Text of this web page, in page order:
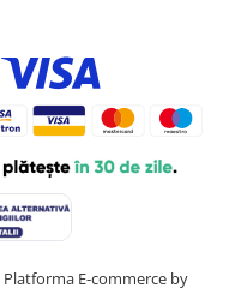
Platforma E-commerce by